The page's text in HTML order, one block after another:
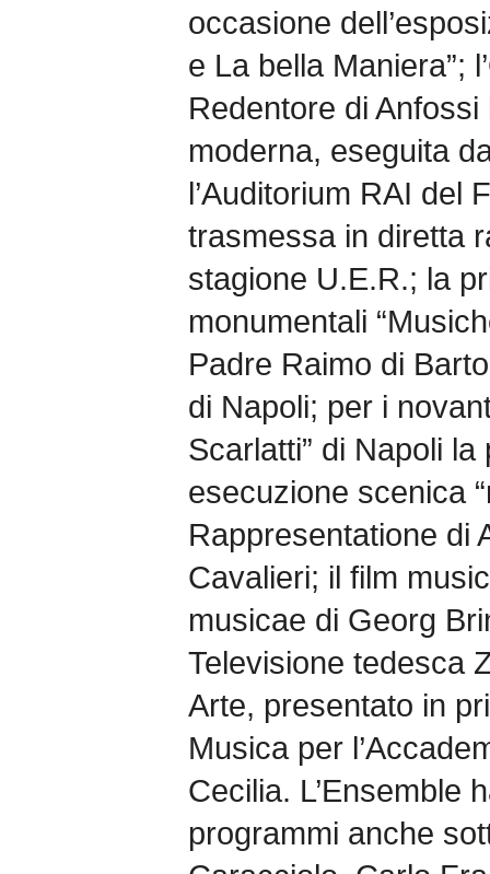
occasione
e La bella Maniera”;
Redentore di
moderna, eseguita
l’Auditorium RAI del
trasmessa in diretta
stagione U.E.R.; la
monumentali
Padre Raimo di
di Napoli; per i
Scarlatti” di Napoli
esecuzione scenica
Rappresentatione di
Cavalieri; il film
musicae di Georg
Televisione tedesca
Arte, presentato in
Musica per
Cecilia. L’Ensemble
programmi anche